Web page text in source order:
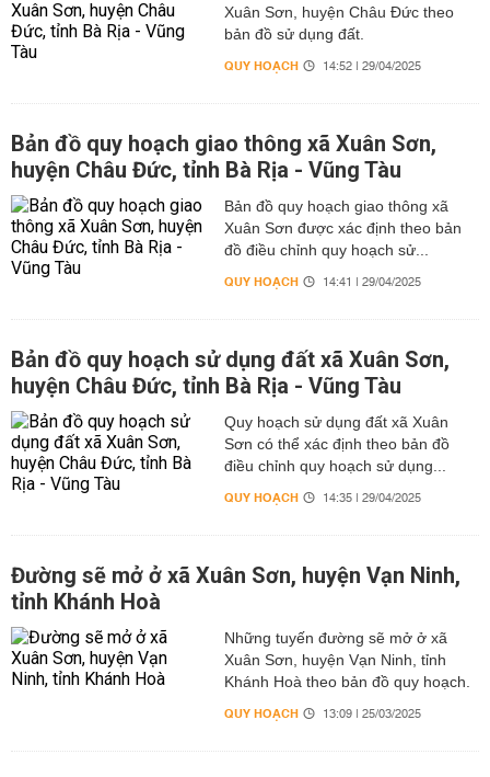
Xuân Sơn, huyện Châu Đức theo
bản đồ sử dụng đất.
QUY HOẠCH 14:52 | 29/04/2025
Bản đồ quy hoạch giao thông xã Xuân Sơn,
huyện Châu Đức, tỉnh Bà Rịa - Vũng Tàu
Bản đồ quy hoạch giao thông xã
Xuân Sơn được xác định theo bản
đồ điều chỉnh quy hoạch sử...
QUY HOẠCH 14:41 | 29/04/2025
Bản đồ quy hoạch sử dụng đất xã Xuân Sơn,
huyện Châu Đức, tỉnh Bà Rịa - Vũng Tàu
Quy hoạch sử dụng đất xã Xuân
Sơn có thể xác định theo bản đồ
điều chỉnh quy hoạch sử dụng...
QUY HOẠCH 14:35 | 29/04/2025
Đường sẽ mở ở xã Xuân Sơn, huyện Vạn Ninh,
tỉnh Khánh Hoà
Những tuyến đường sẽ mở ở xã
Xuân Sơn, huyện Vạn Ninh, tỉnh
Khánh Hoà theo bản đồ quy hoạch.
QUY HOẠCH 13:09 | 25/03/2025